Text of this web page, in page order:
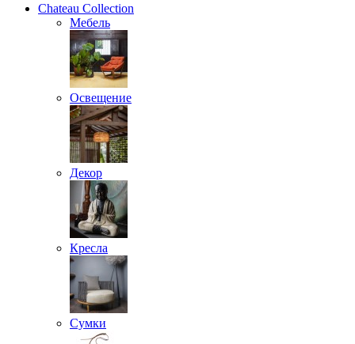
Chateau Collection
Мебель
Освещение
Декор
Кресла
Сумки